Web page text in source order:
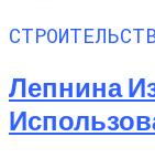
Лепнина